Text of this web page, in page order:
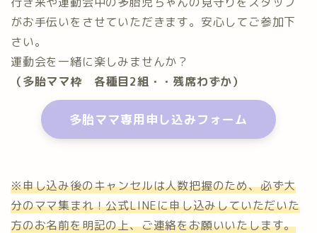
がお手伝いをさせていただきます。安心してご参加下
さい。
運動会を一緒に楽しみませんか？
（多胎ママ枠 各種目2組・・残席わずか）
多胎ママ専用申し込みフォーム
※申し込み後のキャンセルは人数把握のため、必ず大
分のママ集まれ！公式LINEに申し込みしていただいた
方のお名前を明記の上、ご連絡をお願いいたします。